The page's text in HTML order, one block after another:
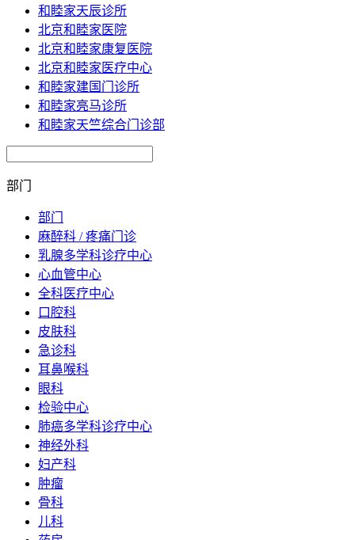
和睦家天辰诊所
北京和睦家医院
北京和睦家康复医院
北京和睦家医疗中心
和睦家建国门诊所
和睦家亮马诊所
和睦家天竺综合门诊部
部门
部门
麻醉科 / 疼痛门诊
乳腺多学科诊疗中心
心血管中心
全科医疗中心
口腔科
皮肤科
急诊科
耳鼻喉科
眼科
检验中心
肺癌多学科诊疗中心
神经外科
妇产科
肿瘤
骨科
儿科